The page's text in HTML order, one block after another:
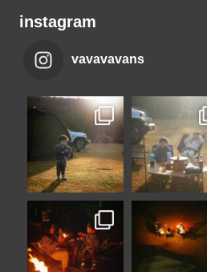
instagram
vavavavans